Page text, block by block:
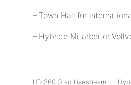
– Town Hall für
– Hybride Mitarbeiter
HD 360 Grad Livestream